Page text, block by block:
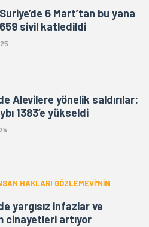
6 Mart’tan bu yana
sivil katledildi
Alevilere yönelik saldırılar:
1383’e yükseldi
HAKLARI GÖZLEMEVİ'NİN
yargısız infazlar ve
cinayetleri artıyor